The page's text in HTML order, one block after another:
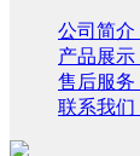
公司简介
产品展示
售后服务
联系我们